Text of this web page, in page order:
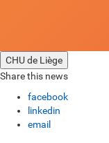
CHU de Liège
Share this news
facebook
linkedin
email